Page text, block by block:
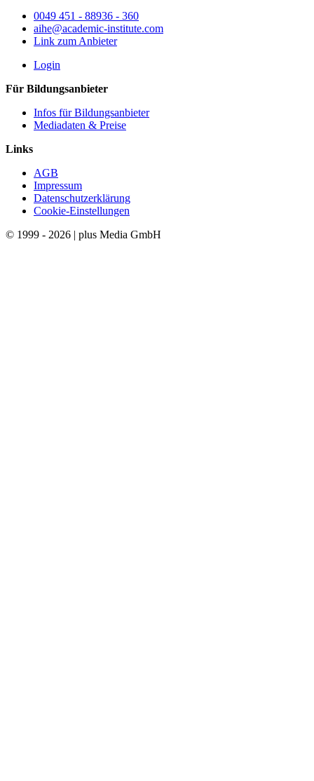
0049 451 - 88936 - 360
aihe@academic-institute.com
Link zum Anbieter
Login
Für Bildungsanbieter
Infos für Bildungsanbieter
Mediadaten & Preise
Links
AGB
Impressum
Datenschutzerklärung
Cookie-Einstellungen
© 1999 - 2026 | plus Media GmbH